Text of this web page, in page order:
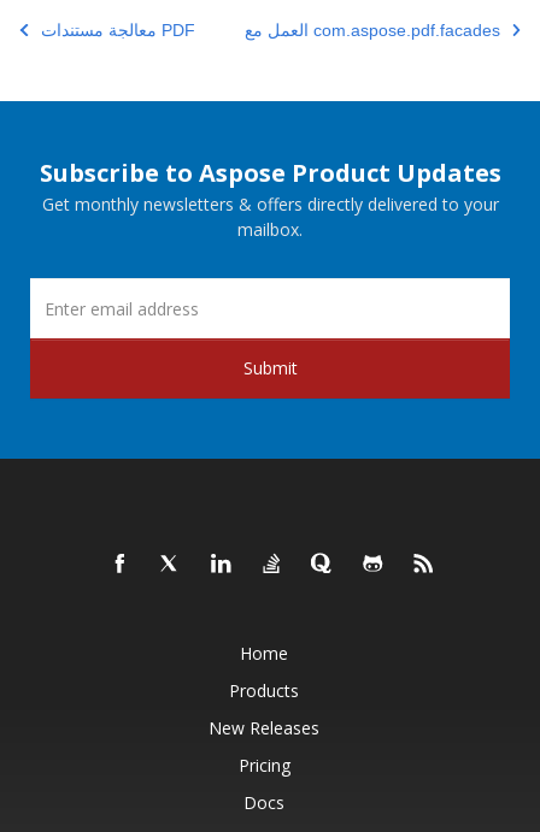
معالجة مستندات PDF العمل مع com.aspose.pdf.facades
Subscribe to Aspose Product Updates
Get monthly newsletters & offers directly delivered to your
mailbox.
Submit
Home
Products
New Releases
Pricing
Docs